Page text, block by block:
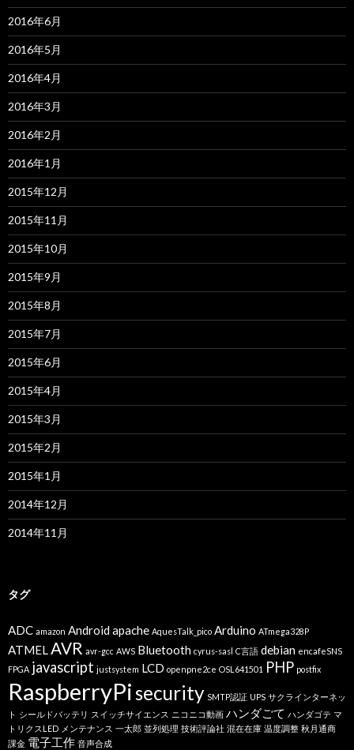
2016年6月
2016年5月
2016年4月
2016年3月
2016年2月
2016年1月
2015年12月
2015年11月
2015年10月
2015年9月
2015年8月
2015年7月
2015年6月
2015年4月
2015年3月
2015年2月
2015年1月
2014年12月
2014年11月
タグ
ADC amazon Androidapache AquesTalk_pico Arduino ATmega328P
ATMELAVR avr-gcc AWS Bluetooth cyrus-sasl C言語 debian encafeSNS
FPGA javascript justsystem LCD openpne2ce OSL641501 PHP postfix
RaspberryPisecurity SMTP認証 UPS サクラインターネッ
ト シールドバッテリ スイッチサイエンス ニコニコ動画 ハンダごて ハンダゴテ マ
トリクスLED メンテナンス 一太郎 並列処理 技術評論社 混在在庫 温度調整 秋月通商
課金 電子工作 音声合成